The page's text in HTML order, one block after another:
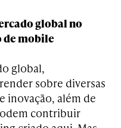
global no
de mobile
global,
sobre diversas
inovação, além de
contribuir